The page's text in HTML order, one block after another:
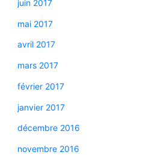
juin 2017
mai 2017
avril 2017
mars 2017
février 2017
janvier 2017
décembre 2016
novembre 2016